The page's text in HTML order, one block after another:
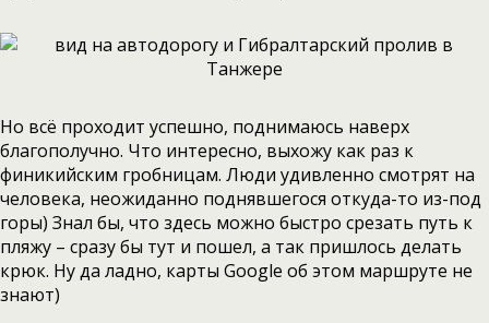
Но всё проходит успешно, поднимаюсь наверх
благополучно. Что интересно, выхожу как раз к
финикийским гробницам. Люди удивленно смотрят на
человека, неожиданно поднявшегося откуда-то из-под
горы) Знал бы, что здесь можно быстро срезать путь к
пляжу – сразу бы тут и пошел, а так пришлось делать
крюк. Ну да ладно, карты Google об этом маршруте не
знают)